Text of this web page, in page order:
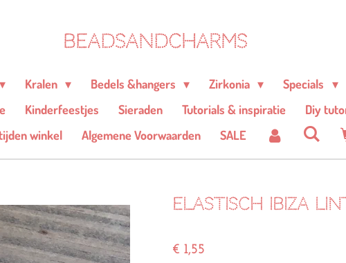
BEADSANDCHARMS
Kralen Bedels &hangers Zirkonia Specials
Kinderfeestjes Sieraden Tutorials & inspiratie Diy
winkel
Algemene Voorwaarden SALE
Elastisch ibiza
€ 1,55